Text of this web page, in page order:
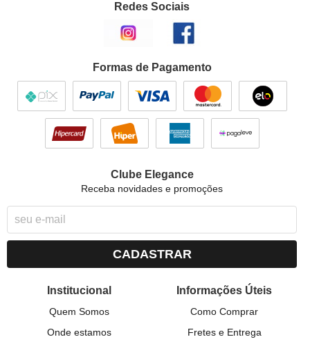
Redes Sociais
Formas de Pagamento
Clube Elegance
Receba novidades e promoções
CADASTRAR
Institucional
Quem Somos
Onde estamos
Informações Úteis
Como Comprar
Fretes e Entrega